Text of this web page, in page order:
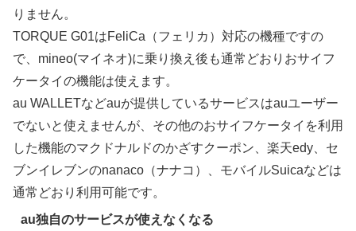
りません。
TORQUE G01はFeliCa（フェリカ）対応の機種ですの
で、mineo(マイネオ)に乗り換え後も通常どおりおサイフ
ケータイの機能は使えます。
au WALLETなどauが提供しているサービスはauユーザー
でないと使えませんが、その他のおサイフケータイを利用
した機能のマクドナルドのかざすクーポン、楽天edy、セ
ブンイレブンのnanaco（ナナコ）、モバイルSuicaなどは
通常どおり利用可能です。
au独自のサービスが使えなくなる